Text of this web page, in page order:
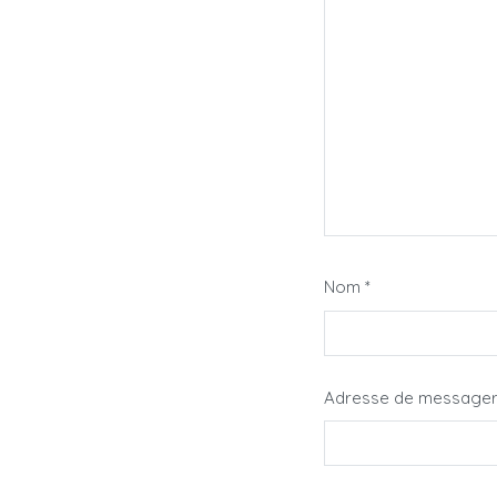
Nom *
Adresse de